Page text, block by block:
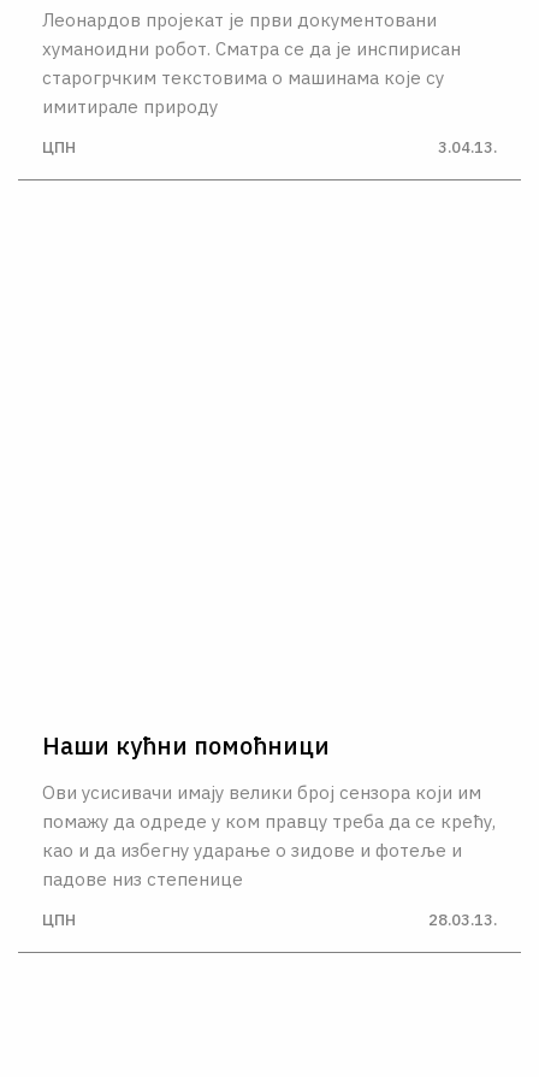
Леонардов пројекат jе први документовани
хуманоидни робот. Сматра се да jе инспирисан
старогрчким текстовима о машинама коjе су
имитирале природу
ЦПН 3.04.13.
Наши кућни помоћници
Ови усисивачи имаjу велики броj сензора коjи им
помажу да одреде у ком правцу треба да се крећу,
као и да избегну ударање о зидове и фотеље и
падове низ степенице
ЦПН 28.03.13.